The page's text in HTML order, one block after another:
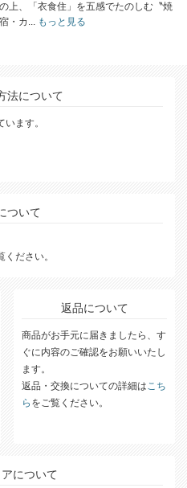
上、「衣食住」を五感でたのしむ〝焼
・カ...もっと見る
法について
ます。
ついて
ください。
返品について
商品がお手元に届きましたら、す
ぐに内容のご確認をお願いいたし
ます。
返品・交換についての詳細はこち
ら をご覧ください。
について